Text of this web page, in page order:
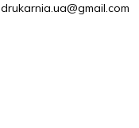
drukarnia.ua@gmail.com